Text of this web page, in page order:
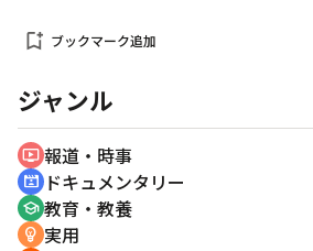
bookmark_add ブックマーク追加
ジャンル
ondemand_video 報道・時事
cinematic_blur ドキュメンタリー
school 教育・教養
emoji_objects 実用